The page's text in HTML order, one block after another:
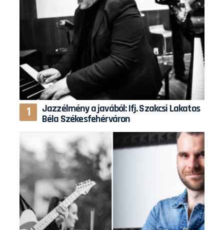
Jazzélmény a javából: Ifj. Szakcsi Lakatos
Béla Székesfehérváron